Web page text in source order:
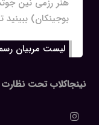
هنر رزمی نین
بوجینکان)
لیست مربیان
نینجاکلاب تحت